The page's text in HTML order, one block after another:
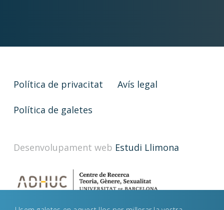
Política de privacitat Avís legal
Política de galetes
Desenvolupament web Estudi Llimona